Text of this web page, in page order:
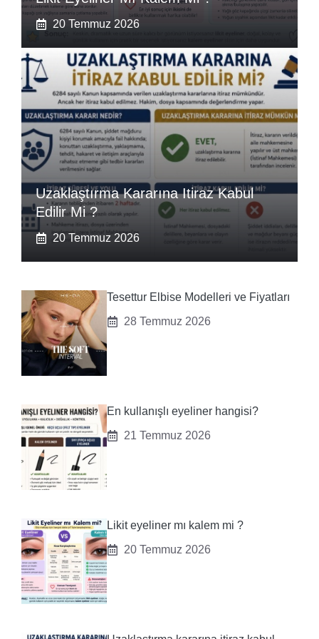
20 Temmuz 2026
Uzaklaştırma Kararına Itiraz Kabul
Edilir Mi ?
20 Temmuz 2026
Tesettur Elbise Modelleri ve Fiyatları
28 Temmuz 2026
En kullanışlı eyeliner hangisi?
21 Temmuz 2026
Likit eyeliner mı kalem mi ?
20 Temmuz 2026